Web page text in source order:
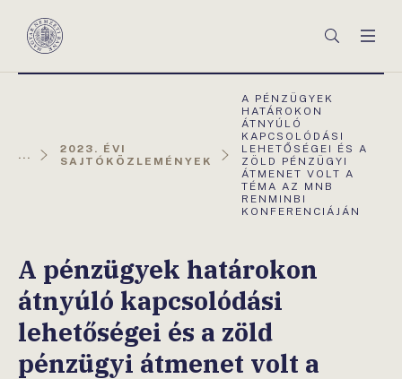
Magyar
Keresés
...
2023. ÉVI
SAJTÓKÖZLEMÉNYEK
AKTUÁLIS
OLDAL:
A PÉNZÜGYEK
HATÁROKON
ÁTNYÚLÓ
KAPCSOLÓDÁSI
LEHETŐSÉGEI ÉS A
ZÖLD PÉNZÜGYI
ÁTMENET VOLT A
TÉMA AZ MNB
RENMINBI
KONFERENCIÁJÁN
A pénzügyek határokon
átnyúló kapcsolódási
lehetőségei és a zöld
pénzügyi átmenet volt a